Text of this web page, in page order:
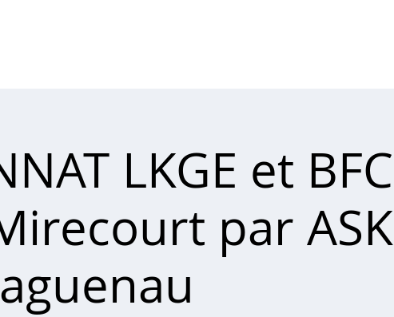
LKGE et BFC
par ASK